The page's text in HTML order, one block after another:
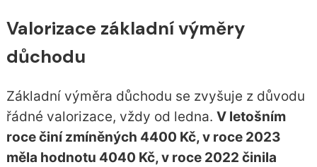
Valorizace základní výměry
důchodu
Základní výměra důchodu se zvyšuje z důvodu
řádné valorizace, vždy od ledna. V letošním
roce činí zmíněných 4400 Kč, v roce 2023
měla hodnotu 4040 Kč, v roce 2022 činila